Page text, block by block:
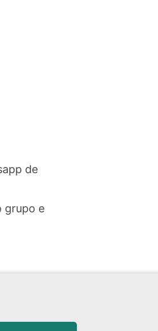
de
grupo e